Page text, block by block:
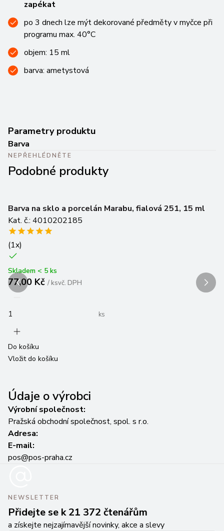
zapékat
po 3 dnech lze mýt dekorované předměty v myčce při
programu max. 40°C
objem: 15 ml
barva: ametystová
Parametry produktu
Barva
NEPŘEHLÉDNĚTE
Podobné produkty
Barva na sklo a porcelán Marabu, fialová 251, 15 ml
Kat. č.: 4010202185
(1x)
Skladem < 5 ks
77,00 Kč /ksvč. DPH
ks
Do košíku
Vložit do košíku
Údaje o výrobci
Výrobní společnost:
Pražská obchodní společnost, spol. s r.o.
Adresa:
E-mail:
pos@pos-praha.cz
NEWSLETTER
Přidejte se k 21 372 čtenářům
a získejte nejzajímavější novinky, akce a slevy